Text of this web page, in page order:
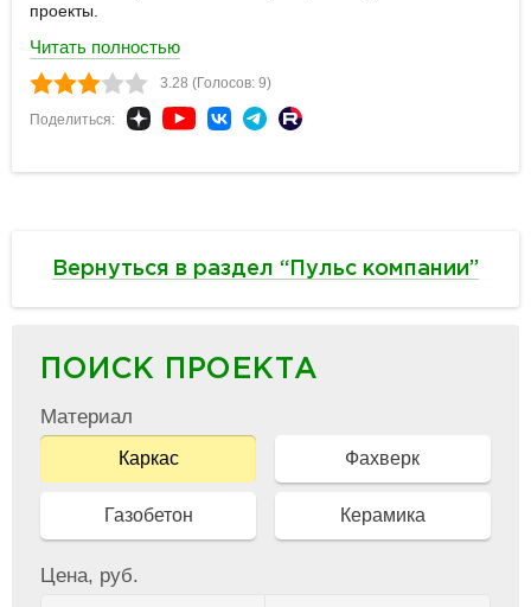
проекты.
Читать полностью
3.28 (Голосов: 9)
Поделиться:
Вернуться в раздел “Пульс компании”
ПОИСК ПРОЕКТА
Материал
Каркас Фахверк
Газобетон Керамика
Цена, руб.